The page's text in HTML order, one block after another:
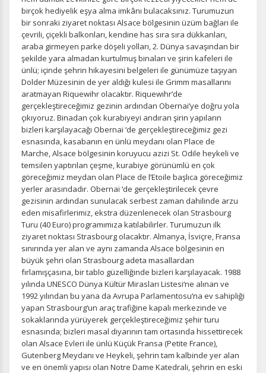
İstatistik Çerezleri
Ziyaretçilerin siteyi nasıl kullandığını anonim olarak
ölçeriz. Hangi sayfaların popüler olduğunu ve
kullanıcıların nerede zorluk yaşadığını anlamamıza
yardımcı olur.
Pazarlama Çerezleri
Size ve ilgi alanlarınıza uygun reklamlar göstermek için
kullanılır. Kapatırsanız reklamları görmeye devam
edersiniz, ancak daha az alakalı olabilirler.
Tercihleri Kaydet
birçok hediyelik eşya alma imkânı bulacaksınız. Turumuzun
bir sonraki ziyaret noktası Alsace bölgesinin üzüm bağları ile
çevrili, çiçekli balkonları, kendine has sıra sıra dükkanları,
araba girmeyen parke döşeli yolları, 2. Dünya savaşından bir
şekilde yara almadan kurtulmuş binaları ve şirin kafeleri ile
ünlü; içinde şehrin hikayesini belgeleri ile günümüze taşıyan
Dolder Müzesinin de yer aldığı kulesi ile Grimm masallarını
aratmayan Riquewihr olacaktır. Riquewihr‘de
gerçekleştireceğimiz gezinin ardından Obernai’ye doğru yola
çıkıyoruz. Binadan çok kurabiyeyi andıran şirin yapıların
bizleri karşılayacağı Obernai ‘de gerçekleştireceğimiz gezi
esnasında, kasabanın en ünlü meydanı olan Place de
Marche, Alsace bölgesinin koruyucu azizi St. Odile heykeli ve
temsilen yaptırılan çeşme, kurabiye görünümlü en çok
göreceğimiz meydan olan Place de l’Etoile başlıca göreceğimiz
yerler arasındadır. Obernai ‘de gerçekleştirilecek çevre
gezisinin ardından sunulacak serbest zaman dahilinde arzu
eden misafirlerimiz, ekstra düzenlenecek olan Strasbourg
Turu (40 Euro) programımıza katılabilirler. Turumuzun ilk
ziyaret noktası Strasbourg olacaktır. Almanya, İsviçre, Fransa
sınırında yer alan ve aynı zamanda Alsace bölgesinin en
büyük şehri olan Strasbourg adeta masallardan
fırlamışçasına, bir tablo güzelliğinde bizleri karşılayacak. 1988
yılında UNESCO Dünya Kültür Mirasları Listesi‘ne alınan ve
1992 yılından bu yana da Avrupa Parlamentosu‘na ev sahipliği
yapan Strasbourg‘un araç trafiğine kapalı merkezinde ve
sokaklarında yürüyerek gerçekleştireceğimiz şehir turu
esnasında; bizleri masal diyarının tam ortasında hissettirecek
olan Alsace Evleri ile ünlü Küçük Fransa (Petite France),
Gutenberg Meydanı ve Heykeli, şehrin tam kalbinde yer alan
ve en önemli yapısı olan Notre Dame Katedrali, şehrin en eski